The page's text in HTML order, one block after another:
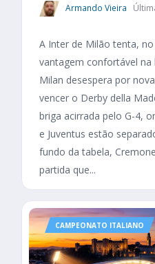
Armando Vieira
A Inter de Milão tenta,
vantagem confortável na
Milan desespera por
vencer o Derby della
briga acirrada pelo G-4,
e Juventus estão
fundo da tabela,
partida que...
CAMPEONATO ITALIANO